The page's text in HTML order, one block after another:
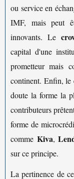
ou service en
IMF, mais peut
innovants. Le
capital d'une
prometteur mais
continent. Enfin, le
doute la forme la
contributeurs
forme de
comme Kiva,
sur ce principe.
La pertinence de